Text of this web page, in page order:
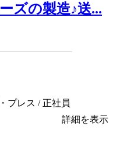
ズの製造♪送...
プレス / 正社員
詳細を表示